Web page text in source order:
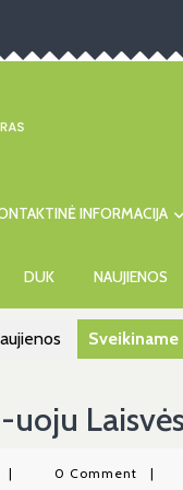
INFORMACIJA
DUK NAUJIENOS
uoju
| 0 Comment |